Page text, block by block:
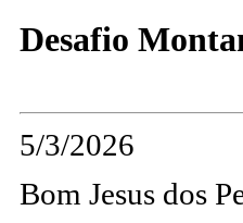
Desafio
5/3/2026
Bom Jesus dos